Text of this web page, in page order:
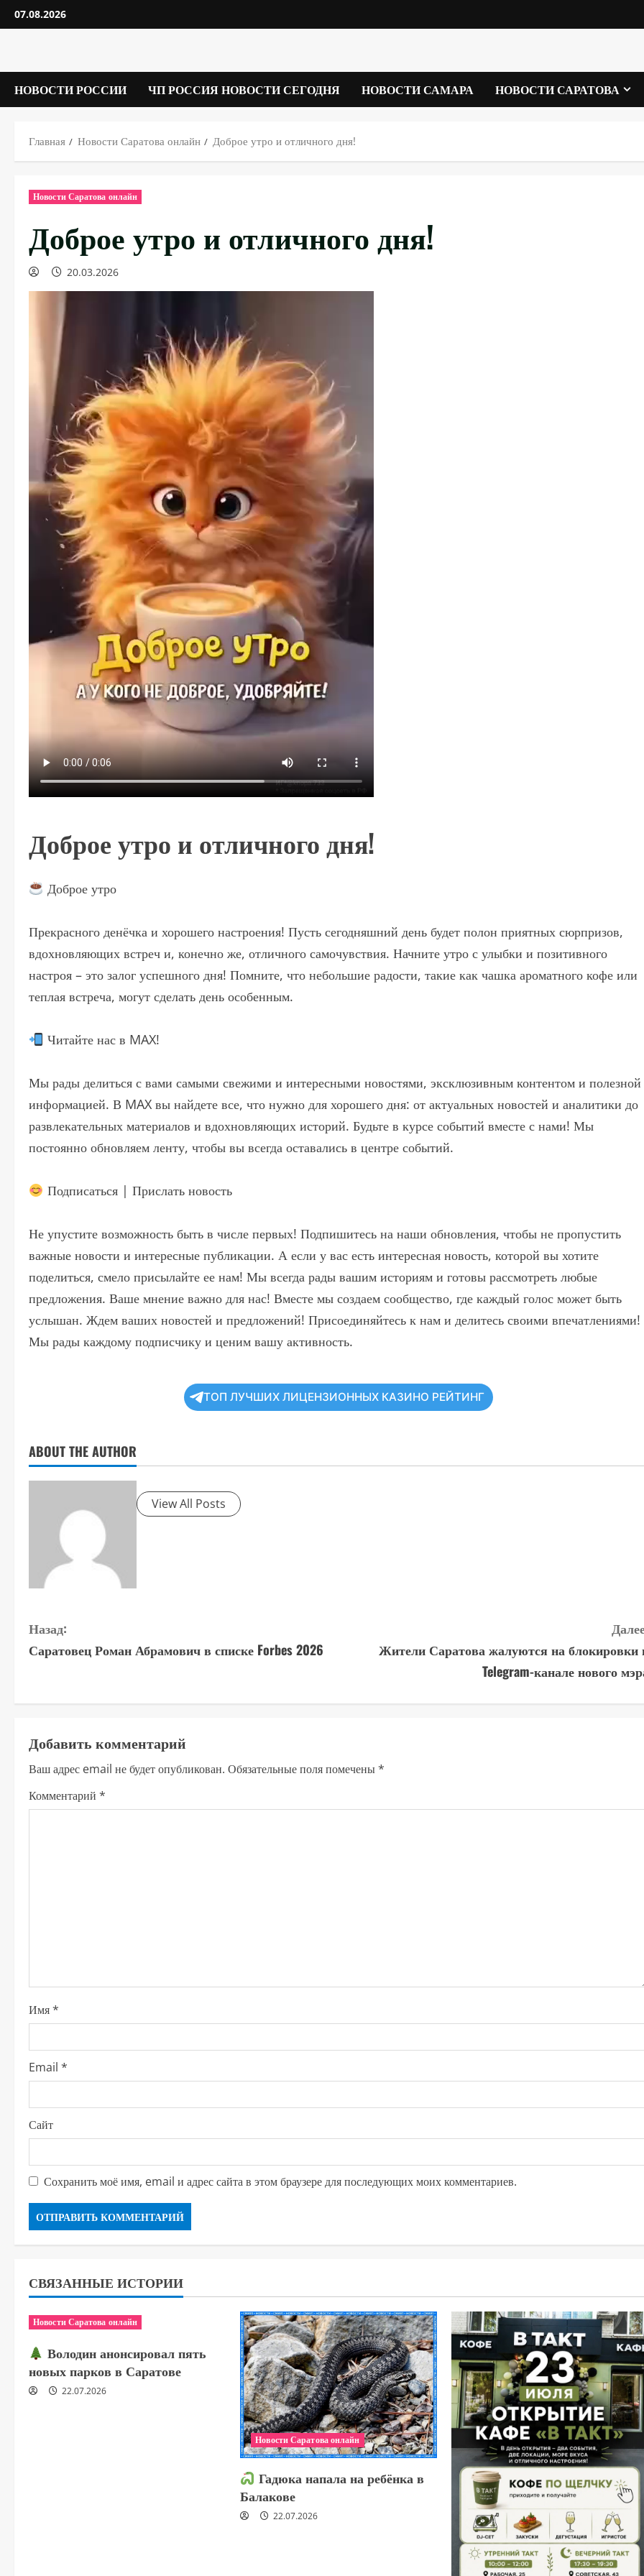
Перейти
к
07.08.2026
НОВОСТИ РОССИИ ЧП РОССИЯ НОВОСТИ СЕГОДНЯ НОВОСТИ САМАРА НОВОСТИ САРАТОВА
Главная Новости Саратова онлайн Доброе утро и отличного дня!
Новости Саратова онлайн
Доброе утро и отличного дня!
20.03.2026
Доброе утро и отличного дня!
Доброе утро
Прекрасного денёчка и хорошего настроения! Пусть сегодняшний день будет полон приятных сюрпризов,
вдохновляющих встреч и, конечно же, отличного самочувствия. Начните утро с улыбки и позитивного
настроя – это залог успешного дня! Помните, что небольшие радости, такие как чашка ароматного кофе или
теплая встреча, могут сделать день особенным.
Читайте нас в MAX!
Мы рады делиться с вами самыми свежими и интересными новостями, эксклюзивным контентом и полезной
информацией. В MAX вы найдете все, что нужно для хорошего дня: от актуальных новостей и аналитики до
развлекательных материалов и вдохновляющих историй. Будьте в курсе событий вместе с нами! Мы
постоянно обновляем ленту, чтобы вы всегда оставались в центре событий.
Подписаться | Прислать новость
Не упустите возможность быть в числе первых! Подпишитесь на наши обновления, чтобы не пропустить
важные новости и интересные публикации. А если у вас есть интересная новость, которой вы хотите
поделиться, смело присылайте ее нам! Мы всегда рады вашим историям и готовы рассмотреть любые
предложения. Ваше мнение важно для нас! Вместе мы создаем сообщество, где каждый голос может быть
услышан. Ждем ваших новостей и предложений! Присоединяйтесь к нам и делитесь своими впечатлениями!
Мы рады каждому подписчику и ценим вашу активность.
ТОП ЛУЧШИХ ЛИЦЕНЗИОННЫХ КАЗИНО РЕЙТИНГ
ABOUT THE AUTHOR
View All Posts
П
р
о
л
ж
е
н
и
е
Назад:
Саратовец Роман Абрамович в списке Forbes 2026
Жители Саратова жалуются на блокировки
Telegram-канале нового
Добавить комментарий
Ваш адрес email не будет опубликован. Обязательные поля помечены*
Комментарий *
Имя*
Email *
Сайт
Сохранить моё имя, email и адрес сайта в этом браузере для последующих моих комментариев.
СВЯЗАННЫЕ ИСТОРИИ
Новости Саратова онлайн
Володин анонсировал пять
новых парков в Саратове
22.07.2026
Новости Саратова онлайн
Гадюка напала на ребёнка в
Балакове
22.07.2026